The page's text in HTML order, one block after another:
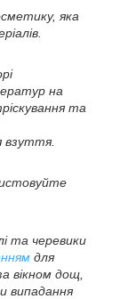
яка
на
та
взуття.
та черевики
для
вікном дощ,
випадання